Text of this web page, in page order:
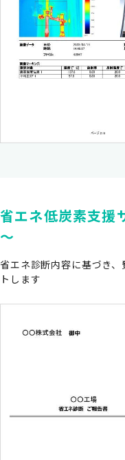
省エネ低炭素支援
～
省エネ診断内容に基づき
トします